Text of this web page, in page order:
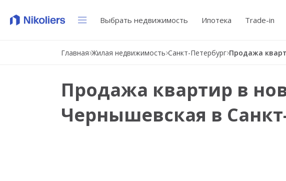
Выбрать недвижимость Ипотека Trade-in
Главная Жилая недвижимость Санкт-Петербург
Продажа квартир в
Чернышевская в